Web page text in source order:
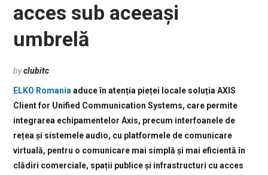
acces sub aceeași
umbrelă
byclubitc
ELKO Romaniaaduce în atenția pieței locale soluția AXIS
Client for Unified Communication Systems, care permite
integrarea echipamentelor Axis, precum interfoanele de
rețea și sistemele audio, cu platformele de comunicare
virtuală, pentru o comunicare mai simplă și mai eficientă în
clădiri comerciale, spații publice și infrastructuri cu acces